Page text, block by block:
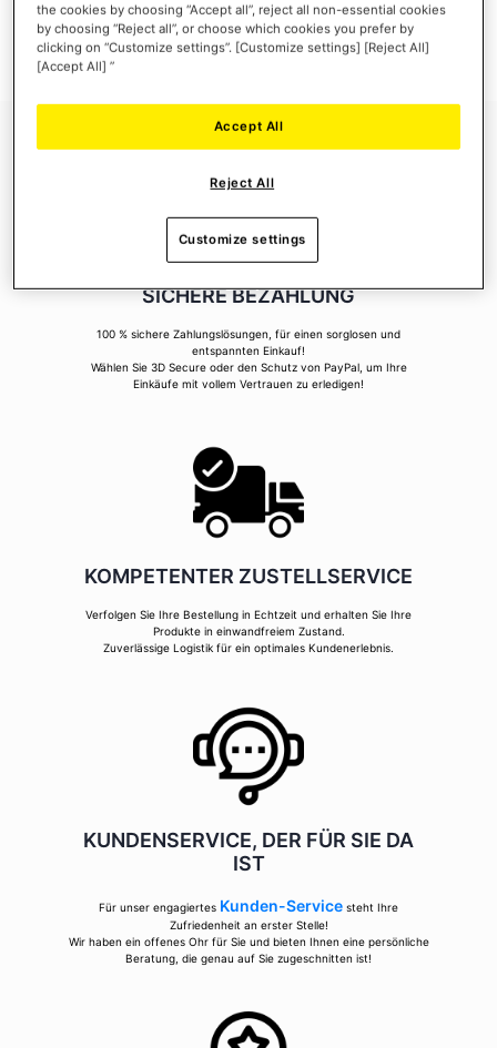
EIN KONTO ERSTELLEN
SICHERE BEZAHLUNG
100 % sichere Zahlungslösungen, für einen sorglosen und
entspannten Einkauf!
Wählen Sie 3D Secure oder den Schutz von PayPal, um Ihre
Einkäufe mit vollem Vertrauen zu erledigen!
KOMPETENTER ZUSTELLSERVICE
Verfolgen Sie Ihre Bestellung in Echtzeit und erhalten Sie Ihre
Produkte in einwandfreiem Zustand.
Zuverlässige Logistik für ein optimales Kundenerlebnis.
KUNDENSERVICE, DER FÜR SIE DA
IST
Für unser engagiertes Kunden-Service steht Ihre
Zufriedenheit an erster Stelle!
Wir haben ein offenes Ohr für Sie und bieten Ihnen eine persönliche
Beratung, die genau auf Sie zugeschnitten ist!
the cookies by choosing “Accept all”, reject all non-essential cookies
by choosing “Reject all”, or choose which cookies you prefer by
clicking on “Customize settings”. [Customize settings] [Reject All]
[Accept All] ”
Reject All
Accept All
Customize settings